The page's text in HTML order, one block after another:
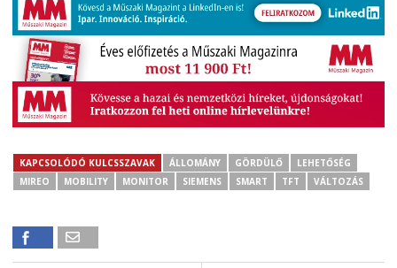
KAPCSOLÓDÓ KULCSSZAVAK ÁLLOMÁNY GÖRDÜLŐ
LEHETŐSÉG
MIREO
MOBILITY MONITOR SIEMENS SMART TFT VÁLTOZÁS